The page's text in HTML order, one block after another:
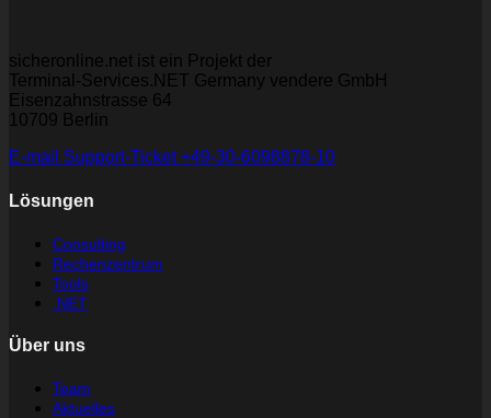
sicheronline.net ist ein Projekt der
Terminal-Services.NET Germany vendere GmbH
Eisenzahnstrasse 64
10709 Berlin
E-mail Support-Ticket +49-30-6098878-10
Lösungen
Consulting
Rechenzentrum
Tools
.NET
Über uns
Team
Aktuelles